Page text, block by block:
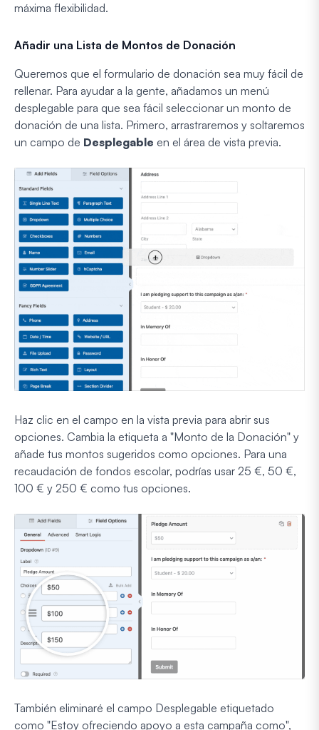
máxima flexibilidad.
Añadir una Lista de Montos de Donación
Queremos que el formulario de donación sea muy fácil de
rellenar. Para ayudar a la gente, añadamos un menú
desplegable para que sea fácil seleccionar un monto de
donación de una lista. Primero, arrastraremos y soltaremos
un campo de Desplegable en el área de vista previa.
Haz clic en el campo en la vista previa para abrir sus
opciones. Cambia la etiqueta a "Monto de la Donación" y
añade tus montos sugeridos como opciones. Para una
recaudación de fondos escolar, podrías usar 25 €, 50 €,
100 € y 250 € como tus opciones.
También eliminaré el campo Desplegable etiquetado
como "Estoy ofreciendo apoyo a esta campaña como",